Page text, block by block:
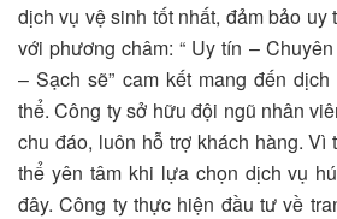
dịch vụ vệ sinh tốt nhất, đảm bảo uy
với phương châm: “ Uy tín –
– Sạch sẽ” cam kết mang đến
thể.Công ty sở hữu đội ngũ nhân
chu đáo, luôn hỗ trợ khách hàng. Vì
thể yên tâm khi lựa chọn dịch vụ
đây. Công ty thực hiện đầu tư về